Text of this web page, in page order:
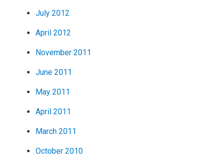
July 2012
April 2012
November 2011
June 2011
May 2011
April 2011
March 2011
October 2010